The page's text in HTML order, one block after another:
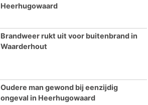
Heerhugowaard
Brandweer rukt uit voor buitenbrand in
Waarderhout
Oudere man gewond bij eenzijdig
ongeval in Heerhugowaard